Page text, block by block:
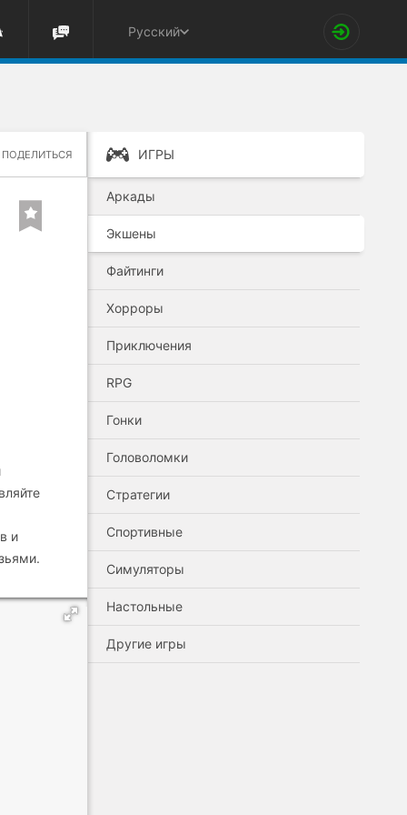
Русский
ПОДЕЛИТЬСЯ
и
ИГРЫ
Аркады
Экшены
Файтинги
Хорроры
Приключения
RPG
Гонки
Головоломки
Стратегии
Спортивные
Симуляторы
Настольные
Другие игры